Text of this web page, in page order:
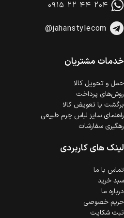
وجود دارد.
خرید اقساطی با شرایط آسان و
است.
گارانتی معتبر برای تمامی
۰۹۱۵ ۲۲ ۴۴ ۲۰۴
@jahanstylecom
خدمات مشتریان
حمل‌ و تحویل کالا
روش‌های پرداخت
برگشت یا تعویض کالا
راهنمای سایز لباس چرم طبیعی
رهگیری سفارشات
لینک های کاربردی
تماس با ما
سبد خرید
درباره ما
حریم خصوصی
ثبت شکایت